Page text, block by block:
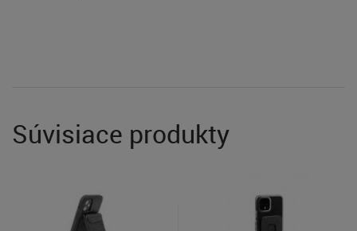
Súvisiace produkty